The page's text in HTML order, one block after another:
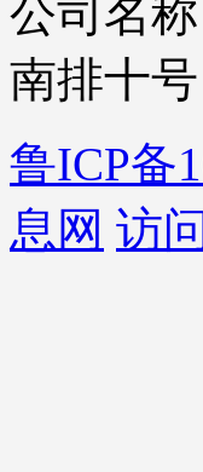
公司名
南排十
鲁ICP备
息网 访